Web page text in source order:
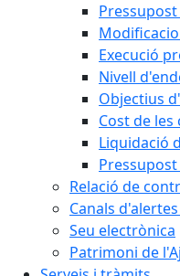
Execució
Nivell
Objectius
Cost de
Liquidació
Relació de
Canals
Seu electrònica
Patrimoni de